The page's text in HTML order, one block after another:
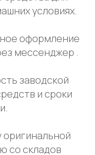
условиях.
оформление
мессенджер .
заводской
и сроки
со складов